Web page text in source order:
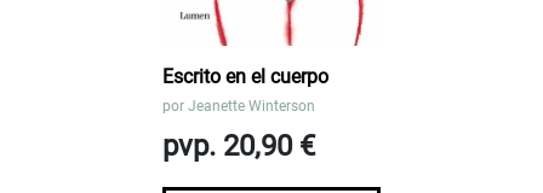
Escrito en el cuerpo
por Jeanette Winterson
pvp. 20,90 €